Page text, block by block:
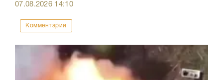
07.08.2026 14:10
Комментарии